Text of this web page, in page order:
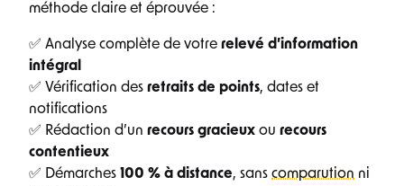
méthode claire et éprouvée :
✅ Analyse complète de votre relevé d’information
intégral
✅ Vérification des retraits de points, dates et
notifications
✅ Rédaction d’un recours gracieux ou recours
contentieux
✅ Démarches 100 % à distance, sans comparution ni